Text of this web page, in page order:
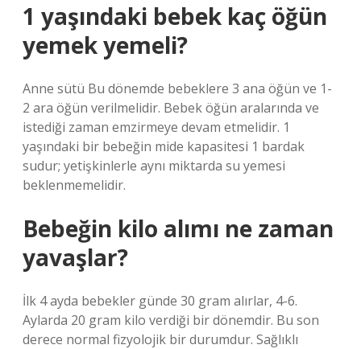
1 yaşındaki bebek kaç öğün
yemek yemeli?
Anne sütü Bu dönemde bebeklere 3 ana öğün ve 1-
2 ara öğün verilmelidir. Bebek öğün aralarında ve
istediği zaman emzirmeye devam etmelidir. 1
yaşındaki bir bebeğin mide kapasitesi 1 bardak
sudur; yetişkinlerle aynı miktarda su yemesi
beklenmemelidir.
Bebeğin kilo alımı ne zaman
yavaşlar?
İlk 4 ayda bebekler günde 30 gram alırlar, 4-6.
Aylarda 20 gram kilo verdiği bir dönemdir. Bu son
derece normal fizyolojik bir durumdur. Sağlıklı